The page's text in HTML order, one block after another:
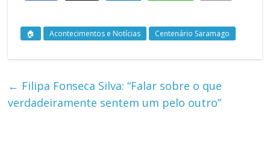
🏠 Acontecimentos e Notícias Centenário Saramago
← Filipa Fonseca Silva: “Falar sobre o que
verdadeiramente sentem um pelo outro”